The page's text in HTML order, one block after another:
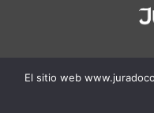
El sitio web